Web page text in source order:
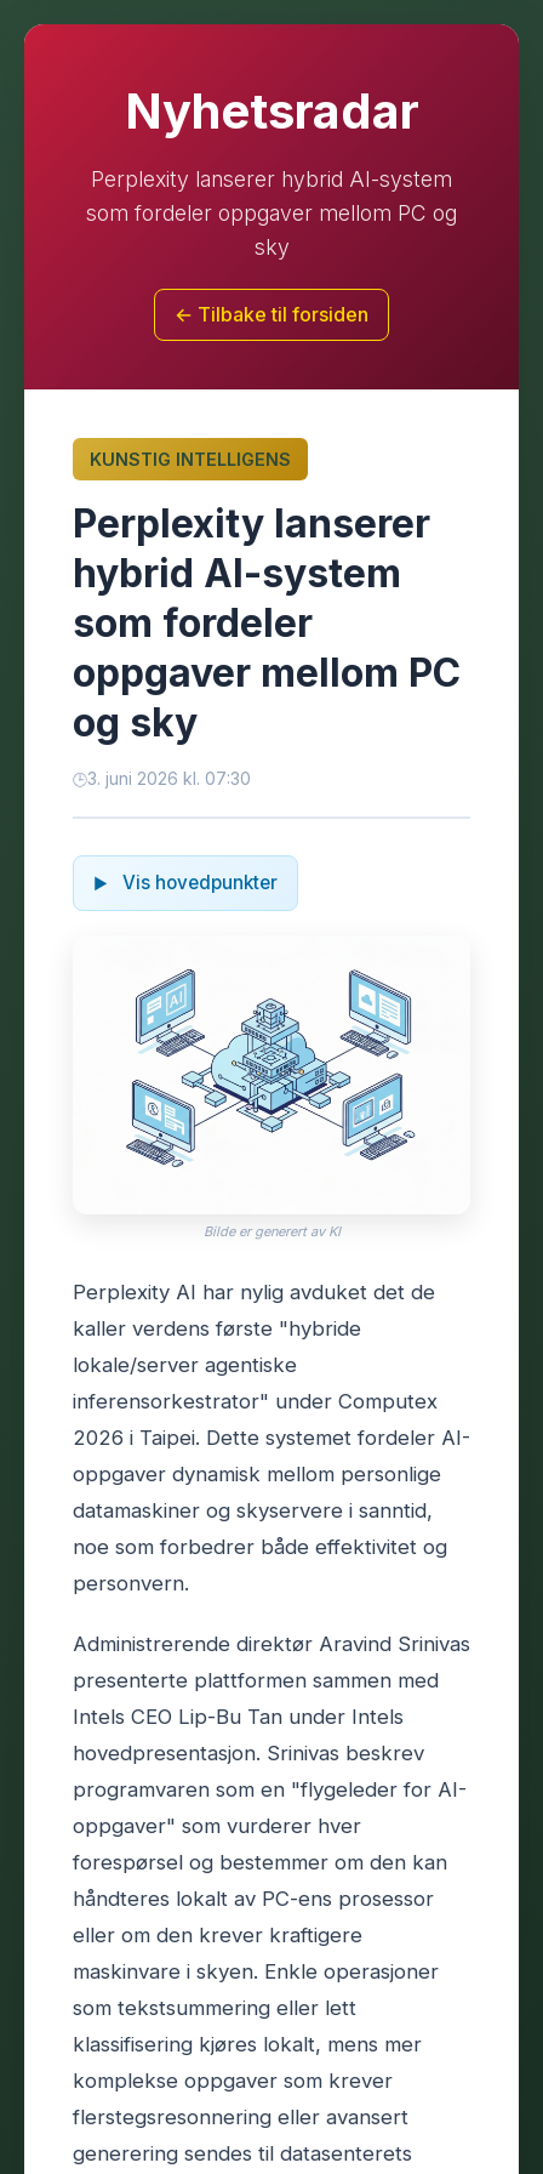
Nyhetsradar
Perplexity lanserer hybrid AI-system
som fordeler oppgaver mellom PC og
sky
← Tilbake til forsiden
KUNSTIG INTELLIGENS
Perplexity lanserer
hybrid AI-system
som fordeler
oppgaver mellom PC
og sky
3. juni 2026 kl. 07:30
Vis hovedpunkter
Bilde er generert av KI
Perplexity AI har nylig avduket det de
kaller verdens første "hybride
lokale/server agentiske
inferensorkestrator" under Computex
2026 i Taipei. Dette systemet fordeler AI-
oppgaver dynamisk mellom personlige
datamaskiner og skyservere i sanntid,
noe som forbedrer både effektivitet og
personvern.
Administrerende direktør Aravind Srinivas
presenterte plattformen sammen med
Intels CEO Lip-Bu Tan under Intels
hovedpresentasjon. Srinivas beskrev
programvaren som en "flygeleder for AI-
oppgaver" som vurderer hver
forespørsel og bestemmer om den kan
håndteres lokalt av PC-ens prosessor
eller om den krever kraftigere
maskinvare i skyen. Enkle operasjoner
som tekstsummering eller lett
klassifisering kjøres lokalt, mens mer
komplekse oppgaver som krever
flerstegsresonnering eller avansert
generering sendes til datasenterets